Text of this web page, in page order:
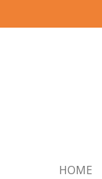
HOME